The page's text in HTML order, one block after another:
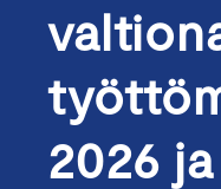
2026